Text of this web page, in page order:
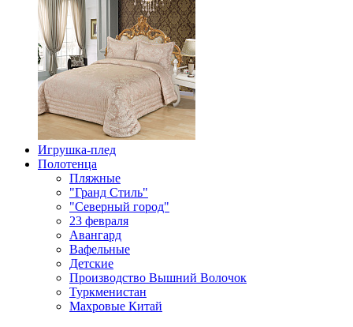
Игрушка-плед
Полотенца
Пляжные
"Гранд Стиль"
"Северный город"
23 февраля
Авангард
Вафельные
Детские
Производство Вышний Волочок
Туркменистан
Махровые Китай